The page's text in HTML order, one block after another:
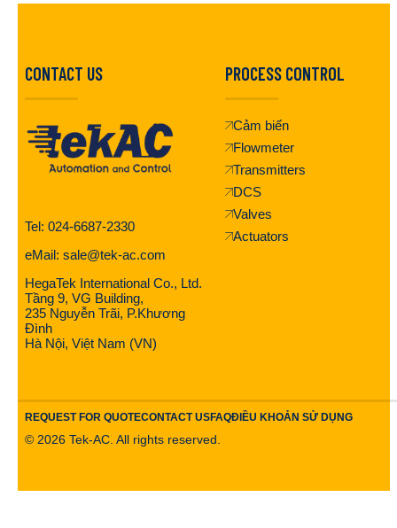
CONTACT US
Tel: 024-6687-2330
eMail: sale@tek-ac.com
HegaTek International Co., Ltd.
Tầng 9, VG Building,
235 Nguyễn Trãi, P.Khương
Đình
Hà Nội, Việt Nam (VN)
PROCESS CONTROL
Cảm biến
Flowmeter
Transmitters
DCS
Valves
Actuators
REQUEST FOR QUOTECONTACT USFAQĐIỀU KHOẢN SỬ DỤNG
© 2026 Tek-AC. All rights reserved.